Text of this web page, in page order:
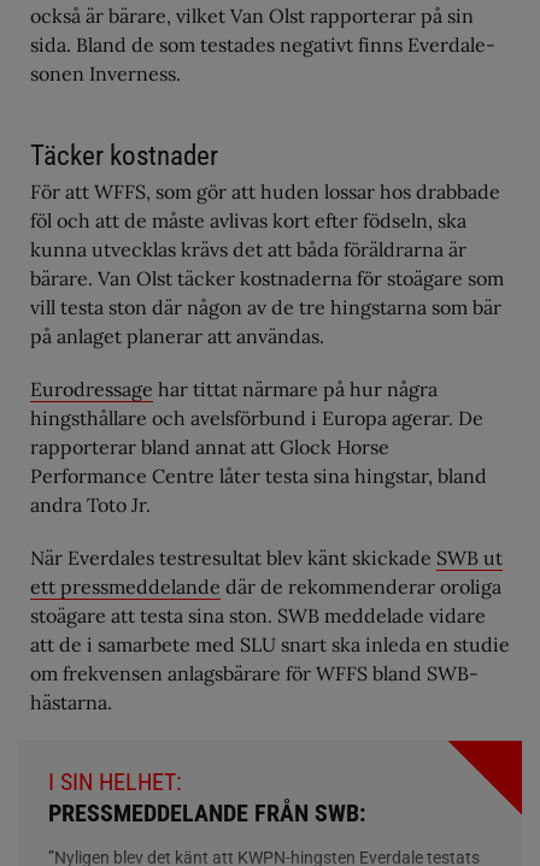
också är bärare, vilket Van Olst rapporterar på sin
sida. Bland de som testades negativt finns Everdale-
sonen Inverness.
Täcker kostnader
För att WFFS, som gör att huden lossar hos drabbade
föl och att de måste avlivas kort efter födseln, ska
kunna utvecklas krävs det att båda föräldrarna är
bärare. Van Olst täcker kostnaderna för stoägare som
vill testa ston där någon av de tre hingstarna som bär
på anlaget planerar att användas.
Eurodressage har tittat närmare på hur några
hingsthållare och avelsförbund i Europa agerar. De
rapporterar bland annat att Glock Horse
Performance Centre låter testa sina hingstar, bland
andra Toto Jr.
När Everdales testresultat blev känt skickade SWB ut
ett pressmeddelande där de rekommenderar oroliga
stoägare att testa sina ston. SWB meddelade vidare
att de i samarbete med SLU snart ska inleda en studie
om frekvensen anlagsbärare för WFFS bland SWB-
hästarna.
I SIN HELHET:
PRESSMEDDELANDE FRÅN SWB:
”Nyligen blev det känt att KWPN-hingsten Everdale testats